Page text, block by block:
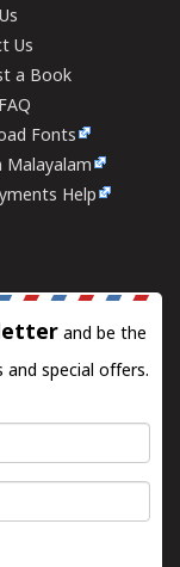
Us
a Book
Fonts
Malayalam
Help
and be the
special offers.